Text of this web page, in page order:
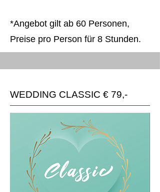
*Angebot gilt ab 60 Personen,
Preise pro Person für 8 Stunden.
WEDDING CLASSIC € 79,-